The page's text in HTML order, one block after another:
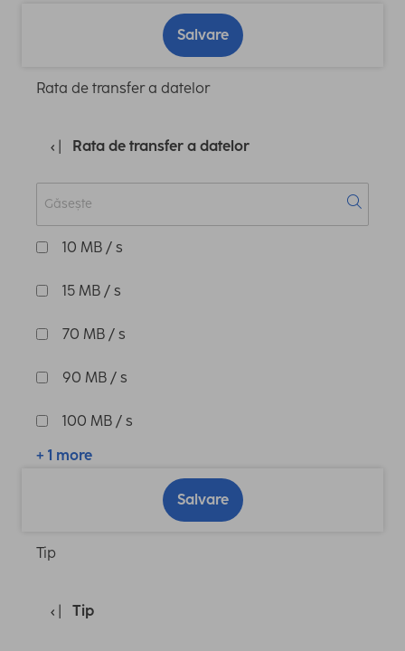
Salvare
Rata de transfer a datelor
Rata de transfer a datelor
10 MB / s
15 MB / s
70 MB / s
90 MB / s
100 MB / s
+ 1 more
Salvare
Tip
Tip